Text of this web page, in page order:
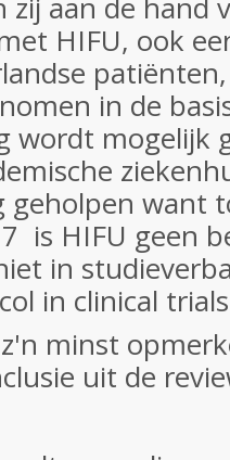
HIFU, ook
in de
wordt mogelijk
want
is HIFU geen
in
in clinical
minst
uit de